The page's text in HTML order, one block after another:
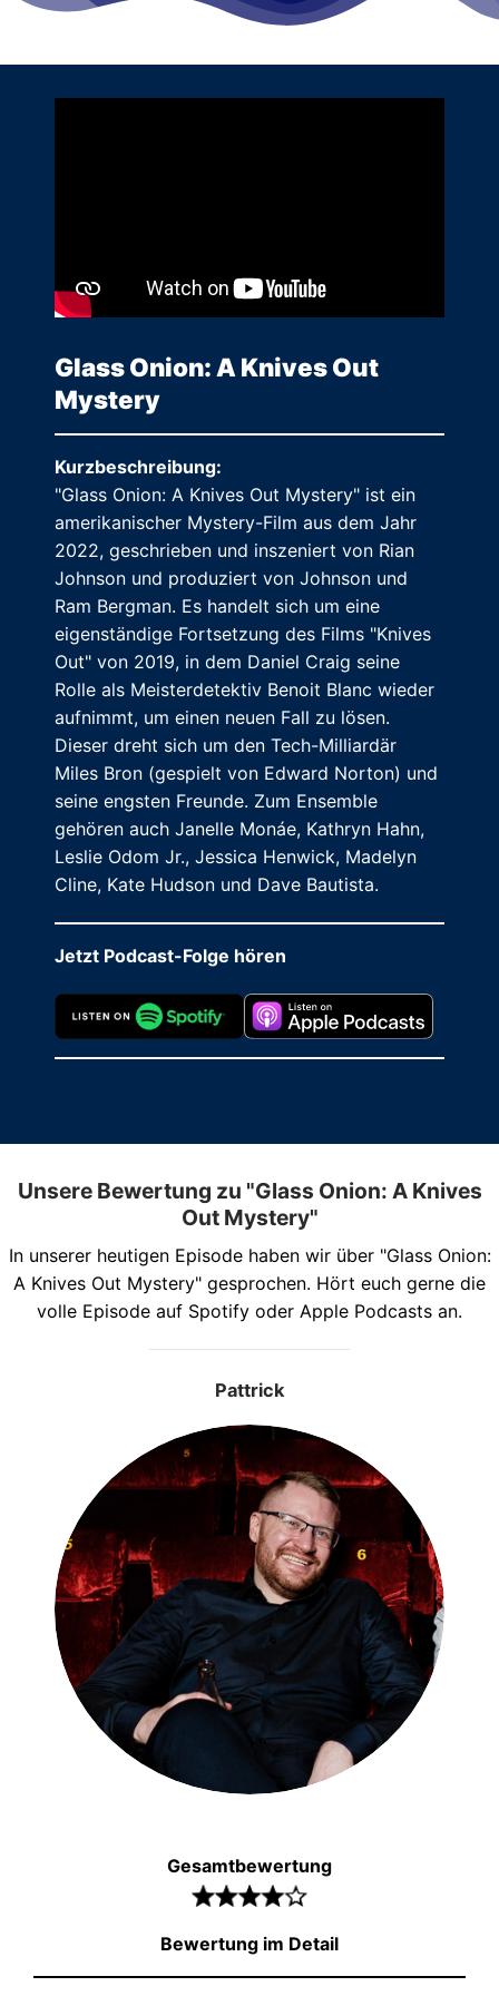
Glass Onion: A Knives Out
Mystery
Kurzbeschreibung:
"Glass Onion: A Knives Out Mystery" ist ein
amerikanischer Mystery-Film aus dem Jahr
2022, geschrieben und inszeniert von Rian
Johnson und produziert von Johnson und
Ram Bergman. Es handelt sich um eine
eigenständige Fortsetzung des Films "Knives
Out" von 2019, in dem Daniel Craig seine
Rolle als Meisterdetektiv Benoit Blanc wieder
aufnimmt, um einen neuen Fall zu lösen.
Dieser dreht sich um den Tech-Milliardär
Miles Bron (gespielt von Edward Norton) und
seine engsten Freunde. Zum Ensemble
gehören auch Janelle Monáe, Kathryn Hahn,
Leslie Odom Jr., Jessica Henwick, Madelyn
Cline, Kate Hudson und Dave Bautista.
Jetzt Podcast-Folge hören
Unsere Bewertung zu "Glass Onion: A Knives
Out Mystery"
In unserer heutigen Episode haben wir über "Glass Onion:
A Knives Out Mystery" gesprochen. Hört euch gerne die
volle Episode auf Spotify oder Apple Podcasts an.
Pattrick
Gesamtbewertung
Bewertung im Detail